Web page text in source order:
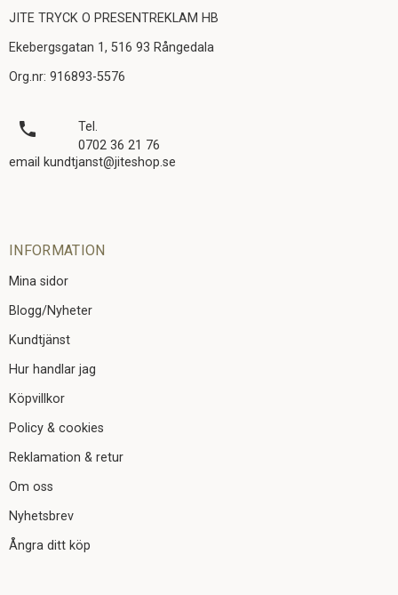
JITE TRYCK O PRESENTREKLAM HB
Ekebergsgatan 1, 516 93 Rångedala
Org.nr: 916893-5576
local_phone
Tel.
0702 36 21 76
email kundtjanst@jiteshop.se
INFORMATION
Mina sidor
Blogg/Nyheter
Kundtjänst
Hur handlar jag
Köpvillkor
Policy & cookies
Reklamation & retur
Om oss
Nyhetsbrev
Ångra ditt köp